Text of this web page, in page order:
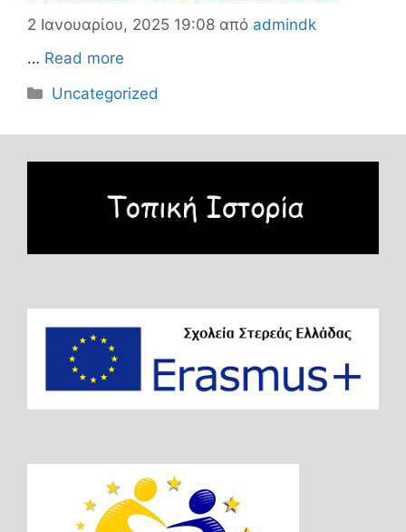
2 Ιανουαρίου, 2025 19:08 από admindk
… Read more
Κατηγορίες
Uncategorized